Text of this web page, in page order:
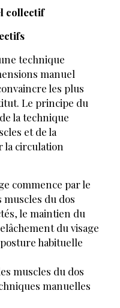
collectif
technique
manuel
les plus
Le principe du
la technique
et de la
la circulation
commence par le
muscles du dos
le maintien du
du visage
habituelle
muscles du dos
manuelles